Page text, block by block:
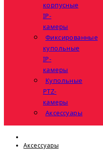
корпусные
IP-
камеры
Фиксированные
купольные
IP-
камеры
Купольные
PTZ-
камеры
Аксессуары
Аксессуары